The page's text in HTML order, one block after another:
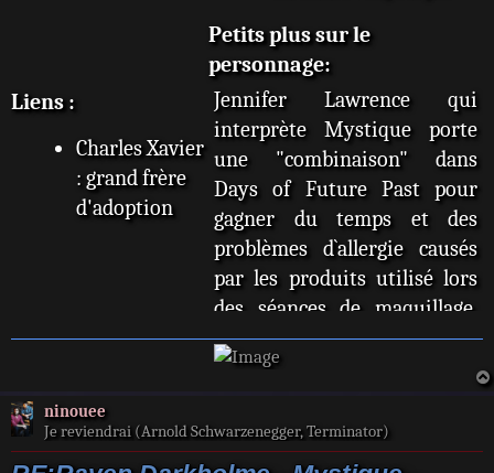
Liens :
Charles Xavier
: grand frère
d'adoption
Petits plus sur le
personnage:
Jennifer Lawrence qui
interprète Mystique porte
une "combinaison" dans
Days of Future Past pour
gagner du temps et des
problèmes d`allergie causés
par les produits utilisé lors
des séances de maquillage.
Dans X-Men : Le
Commencement, il fallait
chaque jours et 6
professionnels du maquillage
ninouee
Je reviendrai (Arnold Schwarzenegger, Terminator)